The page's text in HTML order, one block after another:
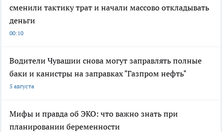
сменили тактику трат и начали массово откладывать
деньги
00:10
Водители Чувашии снова могут заправлять полные
баки и канистры на заправках "Газпром нефть"
5 августа
Мифы и правда об ЭКО: что важно знать при
планировании беременности